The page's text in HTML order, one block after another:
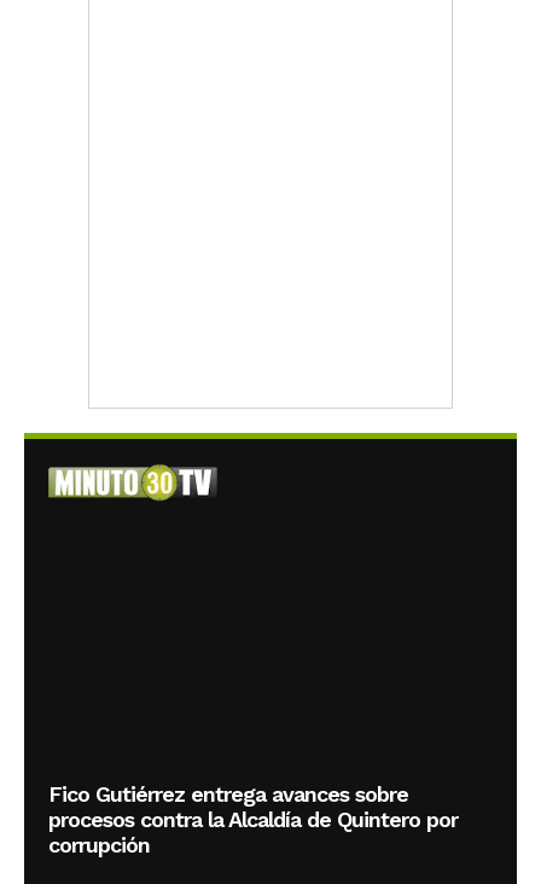
Fico Gutiérrez entrega avances sobre
procesos contra la Alcaldía de Quintero por
corrupción